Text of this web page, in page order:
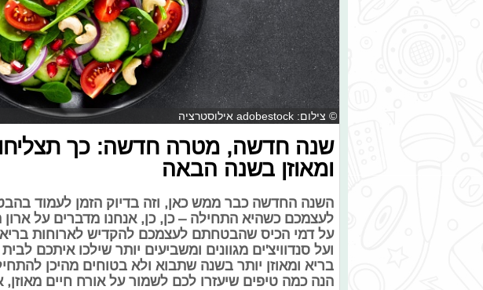
© צילום: adobestock אילוסטרציה
שנה חדשה, מטרה חדשה: כך תצליחו
ומאוזן בשנה הבאה
השנה החדשה כבר ממש כאן, וזה בדיוק הזמן לעמוד
לעצמכם כשהיא התחילה – כן, כן, אנחנו מדברים על
על דמי הכיס שהבטחתם לעצמכם להקדיש לארוחות
ועל סנדוויצ'ים מגוונים ומשביעים יותר שילכו איתכם
בריא ומאוזן יותר בשנה שתבוא ולא בטוחים מהיכן
הנה כמה טיפים שיעזרו לכם לשמור על אורח חיים מאוזן,